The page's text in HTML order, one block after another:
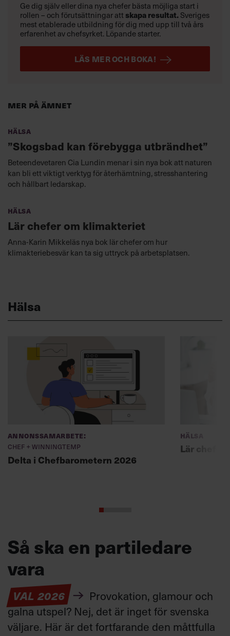
Mer på ämnet
Hälsa
”Skogsbad kan förebygga utbrändhet”
Beteendevetaren Cia Lundin menar i sin nya bok att naturen
kan bli ett viktigt verktyg för återhämtning, stresshantering
och hållbart ledarskap.
Hälsa
Lär chefer om klimakteriet
Anna-Karin Mikkeläs nya bok lär chefer om hur
klimakteriebesvär kan ta sig uttryck på arbetsplatsen.
Ge dig själv eller dina nya chefer bästa möjliga start i
rollen – och förutsättningar att skapa resultat. Sveriges
mest etablerade utbildning för dig med upp till två års
erfarenhet av chefsyrket. Löpande starter.
LÄS MER OCH BOKA!
Hälsa
Annonssamarbete:
Chef + Winningtemp
Delta i Chefbarometern 2026
Hälsa
Lär
Så ska en partiledare
vara
VAL 2026
Provokation, glamour och
galna utspel? Nej, det är inget för svenska
väljare. Här är det fortfarande den måttfulla